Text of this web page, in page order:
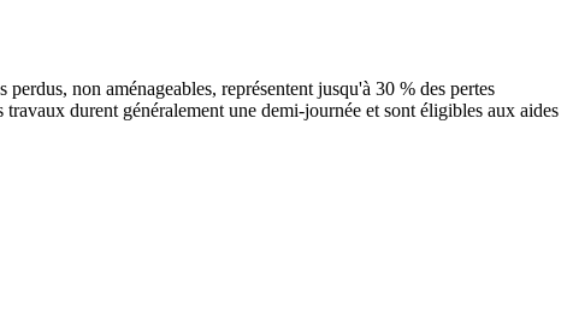
non aménageables, représentent jusqu'à 30 % des pertes
durent généralement une demi-journée et sont éligibles aux aides